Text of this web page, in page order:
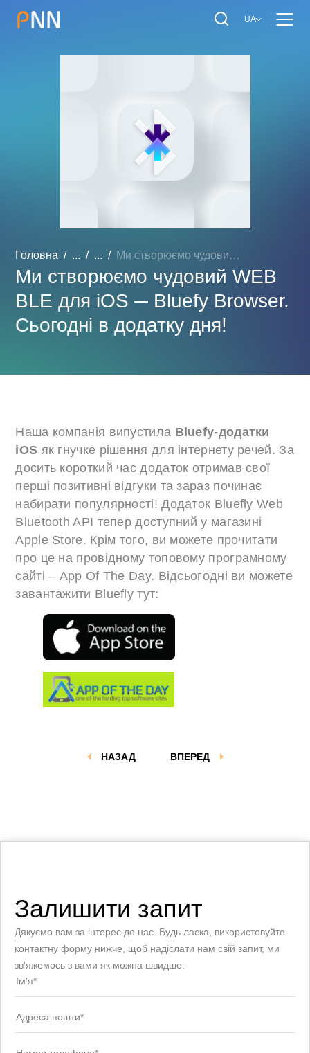
UA
Головна ... ... Ми створюємо чудовий WEB ...
Ми створюємо чудовий WEB
BLE для iOS ─ Bluefy Browser.
Сьогодні в додатку дня!
Наша компанія випустила Bluefy-додатки
iOS як гнучке рішення для інтернету речей. За
досить короткий час додаток отримав свої
перші позитивні відгуки та зараз починає
набирати популярності! Додаток Bluefly Web
Bluetooth API тепер доступний у магазині
Apple Store. Крім того, ви можете прочитати
про це на провідному топовому програмному
сайті – App Of The Day. Відсьогодні ви можете
завантажити Bluefly тут:
ВПЕРЕД
НАЗАД
Залишити запит
Дякуємо вам за інтерес до нас. Будь ласка, використовуйте
контактну форму нижче, щоб надіслати нам свій запит, ми
зв'яжемось з вами як можна швидше.